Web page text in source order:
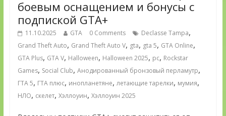
боевым оснащением и бонусы с
подпиской GTA+
11.10.2025 GTA 0 Comments Declasse Tampa,
Grand Theft Auto, Grand Theft Auto V, gta, gta 5, GTA Online,
GTA Plus, GTA V, Halloween, Halloween 2025, pc, Rockstar
Games, Social Club, Анодированный бронзовый перламутр,
ГТА 5, ГТА плюс, инопланетяне, летающие тарелки, мумия,
НЛО, скелет, Хэллоуин, Хэллоуин 2025